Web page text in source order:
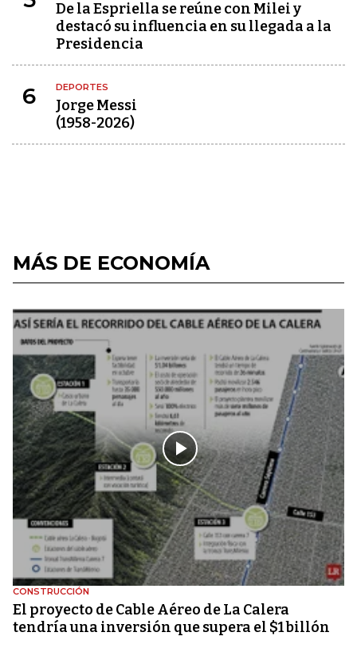
De la Espriella se reúne con Milei y
destacó su influencia en su llegada a la
Presidencia
6 DEPORTES
Jorge Messi
(1958-2026)
MÁS DE ECONOMÍA
CONSTRUCCIÓN
El proyecto de Cable Aéreo de La Calera
tendría una inversión que supera el $1 billón